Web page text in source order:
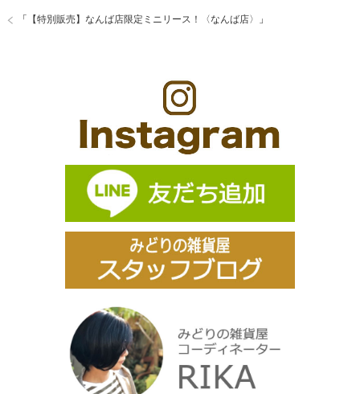
「 【特別販売】なんば店限定ミニリース！〈なんば店〉 」